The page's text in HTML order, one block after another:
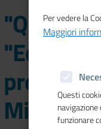
"Qualità
Milano
Per vedere la
Maggiori
Questi
funzionare